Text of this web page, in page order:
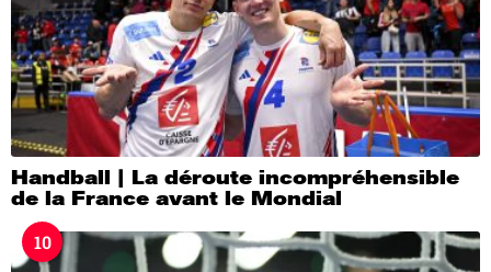
Handball | La déroute incompréhensible
de la France avant le Mondial
10